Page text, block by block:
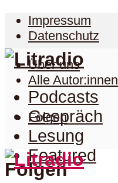
Impressum
Datenschutz
Über uns
Alle Autor:innen
Folgen
Folgen
Podcasts
Gespräch
Lesung
Featured